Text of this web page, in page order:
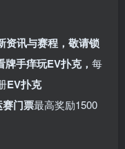
资讯与赛程， 敬请锁
牌手痒玩EV扑克， 每
EV扑克
门票最高奖励1500